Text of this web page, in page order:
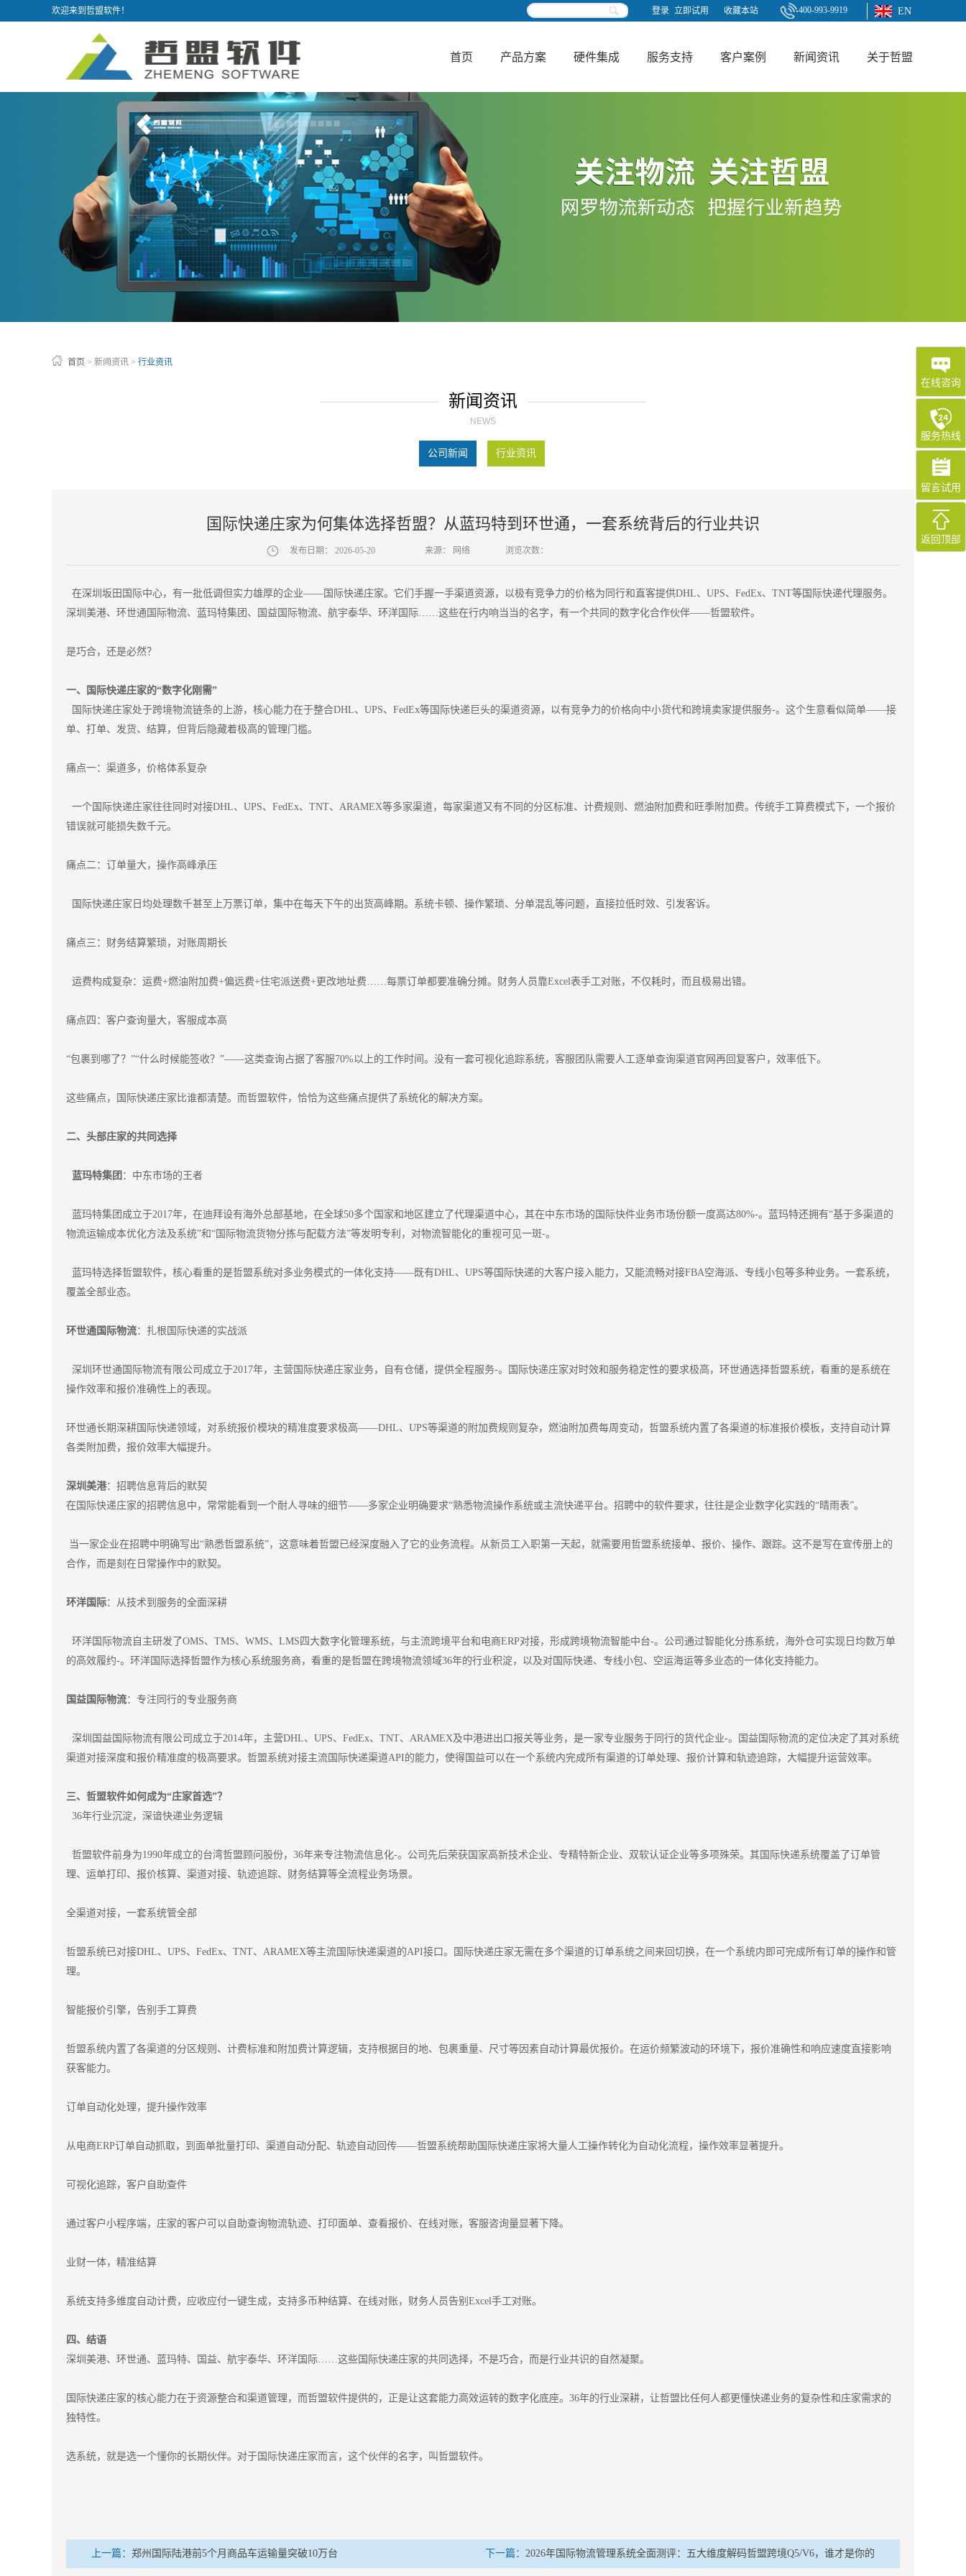
400-993-9919 EN
收藏本站
立即试用
登录
欢迎来到哲盟软件！
首页 产品方案 硬件集成 服务支持 客户案例 新闻资讯 关于哲盟
首页 > 新闻资讯 > 行业资讯
新闻资讯
NEWS
公司新闻 行业资讯
国际快递庄家为何集体选择哲盟？从蓝玛特到环世通，一套系统背后的行业共识
发布日期： 2026-05-20 来源： 网络 浏览次数：
在深圳坂田国际中心，有一批低调但实力雄厚的企业——国际快递庄家。它们手握一手渠道资源，以极有竞争力的价格为同行和直客提供DHL、UPS、FedEx、TNT等国际快递代理服务。
深圳美港、环世通国际物流、蓝玛特集团、国益国际物流、航宇泰华、环洋国际……这些在行内响当当的名字，有一个共同的数字化合作伙伴——哲盟软件。
是巧合，还是必然？
一、国际快递庄家的“数字化刚需”
国际快递庄家处于跨境物流链条的上游，核心能力在于整合DHL、UPS、FedEx等国际快递巨头的渠道资源，以有竞争力的价格向中小货代和跨境卖家提供服务-。这个生意看似简单——接
单、打单、发货、结算，但背后隐藏着极高的管理门槛。
痛点一：渠道多，价格体系复杂
一个国际快递庄家往往同时对接DHL、UPS、FedEx、TNT、ARAMEX等多家渠道，每家渠道又有不同的分区标准、计费规则、燃油附加费和旺季附加费。传统手工算费模式下，一个报价
错误就可能损失数千元。
痛点二：订单量大，操作高峰承压
国际快递庄家日均处理数千甚至上万票订单，集中在每天下午的出货高峰期。系统卡顿、操作繁琐、分单混乱等问题，直接拉低时效、引发客诉。
痛点三：财务结算繁琐，对账周期长
运费构成复杂：运费+燃油附加费+偏远费+住宅派送费+更改地址费……每票订单都要准确分摊。财务人员靠Excel表手工对账，不仅耗时，而且极易出错。
痛点四：客户查询量大，客服成本高
“包裹到哪了？”“什么时候能签收？”——这类查询占据了客服70%以上的工作时间。没有一套可视化追踪系统，客服团队需要人工逐单查询渠道官网再回复客户，效率低下。
这些痛点，国际快递庄家比谁都清楚。而哲盟软件，恰恰为这些痛点提供了系统化的解决方案。
二、头部庄家的共同选择
蓝玛特集团 ：中东市场的王者
蓝玛特集团成立于2017年，在迪拜设有海外总部基地，在全球50多个国家和地区建立了代理渠道中心，其在中东市场的国际快件业务市场份额一度高达80%-。蓝玛特还拥有“基于多渠道的
物流运输成本优化方法及系统”和“国际物流货物分拣与配载方法”等发明专利，对物流智能化的重视可见一斑-。
蓝玛特选择哲盟软件，核心看重的是哲盟系统对多业务模式的一体化支持——既有DHL、UPS等国际快递的大客户接入能力，又能流畅对接FBA空海派、专线小包等多种业务。一套系统，
覆盖全部业态。
环世通国际物流：扎根国际快递的实战派
深圳环世通国际物流有限公司成立于2017年，主营国际快递庄家业务，自有仓储，提供全程服务-。国际快递庄家对时效和服务稳定性的要求极高，环世通选择哲盟系统，看重的是系统在
操作效率和报价准确性上的表现。
环世通长期深耕国际快递领域，对系统报价模块的精准度要求极高——DHL、UPS等渠道的附加费规则复杂，燃油附加费每周变动，哲盟系统内置了各渠道的标准报价模板，支持自动计算
各类附加费，报价效率大幅提升。
深圳美港：招聘信息背后的默契
在国际快递庄家的招聘信息中，常常能看到一个耐人寻味的细节——多家企业明确要求“熟悉物流操作系统或主流快递平台。招聘中的软件要求，往往是企业数字化实践的“晴雨表”。
当一家企业在招聘中明确写出“熟悉哲盟系统”，这意味着哲盟已经深度融入了它的业务流程。从新员工入职第一天起，就需要用哲盟系统接单、报价、操作、跟踪。这不是写在宣传册上的
合作，而是刻在日常操作中的默契。
环洋国际：从技术到服务的全面深耕
环洋国际物流自主研发了OMS、TMS、WMS、LMS四大数字化管理系统，与主流跨境平台和电商ERP对接，形成跨境物流智能中台-。公司通过智能化分拣系统，海外仓可实现日均数万单
的高效履约-。环洋国际选择哲盟作为核心系统服务商，看重的是哲盟在跨境物流领域36年的行业积淀，以及对国际快递、专线小包、空运海运等多业态的一体化支持能力。
国益国际物流：专注同行的专业服务商
深圳国益国际物流有限公司成立于2014年，主营DHL、UPS、FedEx、TNT、ARAMEX及中港进出口报关等业务，是一家专业服务于同行的货代企业-。国益国际物流的定位决定了其对系统
渠道对接深度和报价精准度的极高要求。哲盟系统对接主流国际快递渠道API的能力，使得国益可以在一个系统内完成所有渠道的订单处理、报价计算和轨迹追踪，大幅提升运营效率。
三、哲盟软件如何成为“庄家首选”？
36年行业沉淀，深谙快递业务逻辑
哲盟软件前身为1990年成立的台湾哲盟顾问股份，36年来专注物流信息化-。公司先后荣获国家高新技术企业、专精特新企业、双软认证企业等多项殊荣。其国际快递系统覆盖了订单管
理、运单打印、报价核算、渠道对接、轨迹追踪、财务结算等全流程业务场景。
全渠道对接，一套系统管全部
哲盟系统已对接DHL、UPS、FedEx、TNT、ARAMEX等主流国际快递渠道的API接口。国际快递庄家无需在多个渠道的订单系统之间来回切换，在一个系统内即可完成所有订单的操作和管
理。
智能报价引擎，告别手工算费
哲盟系统内置了各渠道的分区规则、计费标准和附加费计算逻辑，支持根据目的地、包裹重量、尺寸等因素自动计算最优报价。在运价频繁波动的环境下，报价准确性和响应速度直接影响
获客能力。
订单自动化处理，提升操作效率
从电商ERP订单自动抓取，到面单批量打印、渠道自动分配、轨迹自动回传——哲盟系统帮助国际快递庄家将大量人工操作转化为自动化流程，操作效率显著提升。
可视化追踪，客户自助查件
通过客户小程序端，庄家的客户可以自助查询物流轨迹、打印面单、查看报价、在线对账，客服咨询量显著下降。
业财一体，精准结算
系统支持多维度自动计费，应收应付一键生成，支持多币种结算、在线对账，财务人员告别Excel手工对账。
四、结语
深圳美港、环世通、蓝玛特、国益、航宇泰华、环洋国际……这些国际快递庄家的共同选择，不是巧合，而是行业共识的自然凝聚。
国际快递庄家的核心能力在于资源整合和渠道管理，而哲盟软件提供的，正是让这套能力高效运转的数字化底座。36年的行业深耕，让哲盟比任何人都更懂快递业务的复杂性和庄家需求的
独特性。
选系统，就是选一个懂你的长期伙伴。对于国际快递庄家而言，这个伙伴的名字，叫哲盟软件。
上一篇： 郑州国际陆港前5个月商品车运输量突破10万台 下一篇： 2026年国际物流管理系统全面测评：五大维度解码哲盟跨境Q5/V6，谁才是你的
在线咨询
服务热线
留言试用
返回顶部